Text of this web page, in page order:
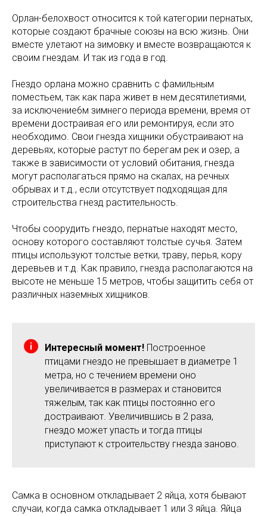
Орлан-белохвост относится к той категории пернатых,
которые создают брачные союзы на всю жизнь. Они
вместе улетают на зимовку и вместе возвращаются к
своим гнездам. И так из года в год.
Гнездо орлана можно сравнить с фамильным
поместьем, так как пара живет в нем десятилетиями,
за исключение6м зимнего периода времени, время от
времени достраивая его или ремонтируя, если это
необходимо. Свои гнезда хищники обустраивают на
деревьях, которые растут по берегам рек и озер, а
также в зависимости от условий обитания, гнезда
могут располагаться прямо на скалах, на речных
обрывах и т.д., если отсутствует подходящая для
строительства гнезд растительность.
Чтобы соорудить гнездо, пернатые находят место,
основу которого составляют толстые сучья. Затем
птицы используют толстые ветки, траву, перья, кору
деревьев и т.д. Как правило, гнезда располагаются на
высоте не меньше 15 метров, чтобы защитить себя от
различных наземных хищников.
Интересный момент! Построенное
птицами гнездо не превышает в диаметре 1
метра, но с течением времени оно
увеличивается в размерах и становится
тяжелым, так как птицы постоянно его
достраивают. Увеличившись в 2 раза,
гнездо может упасть и тогда птицы
приступают к строительству гнезда заново.
Самка в основном откладывает 2 яйца, хотя бывают
случаи, когда самка откладывает 1 или 3 яйца. Яйца